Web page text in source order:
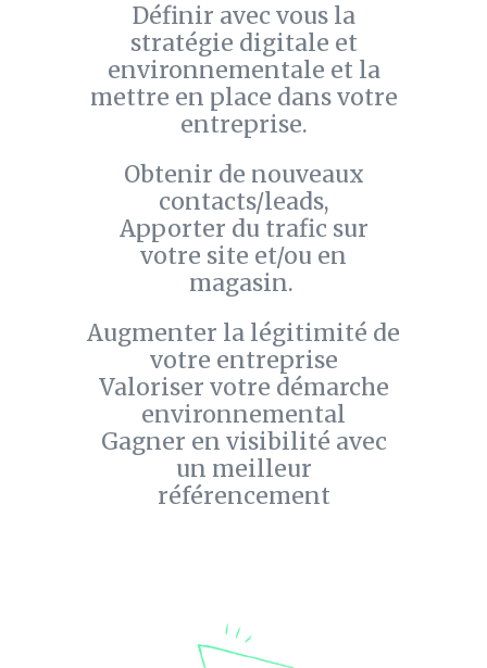
Définir avec vous la
stratégie digitale et
environnementale et la
mettre en place dans votre
entreprise.
Obtenir de nouveaux
contacts/leads,
Apporter du trafic sur
votre site et/ou en
magasin.
Augmenter la légitimité de
votre entreprise
Valoriser votre démarche
environnemental
Gagner en visibilité avec
un meilleur
référencement